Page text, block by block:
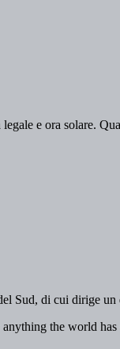
e ora solare.
Sud, di cui dirige
the world has